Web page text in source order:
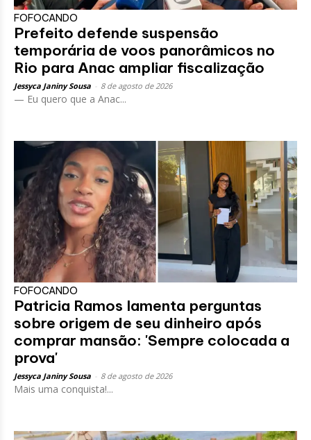
FOFOCANDO
Prefeito defende suspensão
temporária de voos panorâmicos no
Rio para Anac ampliar fiscalização
Jessyca Janiny Sousa 8 de agosto de 2026
— Eu quero que a Anac...
FOFOCANDO
Patricia Ramos lamenta perguntas
sobre origem de seu dinheiro após
comprar mansão: 'Sempre colocada a
prova'
Jessyca Janiny Sousa 8 de agosto de 2026
Mais uma conquista!...